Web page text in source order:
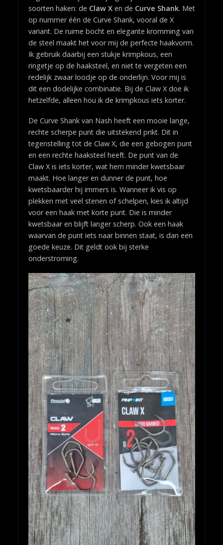
soorten haken: de Claw Xen de Curve Shank. Met
op nummer één de Curve Shank, vooral de X
variant. De ruime bocht en elegante kromming van
de steel maakt het voor mij de perfecte haakvorm.
Ik gebruik daarbij een stukje krimpkous, een
ringetje op de haaksteel, en niet te vergeten een
redelijk zwaar loodje op de onderlijn. Voor mij is
dit een dodelijke combinatie. Bij de Claw X doe ik
hetzelfde, alleen hou ik de krimpkous iets korter.
De Curve Shank van Nash heeft een mooie lange,
rechte scherpe punt die uitstekend prikt. Dit in
tegenstelling tot de Claw X, die een gebogen punt
en een rechte haaksteel heeft. De punt van de
Claw X is iets korter, wat hem minder kwetsbaar
maakt. Hoe langer en dunner de punt, hoe
kwetsbaarder hij immers is. Wanneer ik vis op
plekken met veel stenen of schelpen, kies ik altijd
voor een haak met korte punt. Die is minder
kwetsbaar en blijft langer scherp. Ook een haak
waarvan de punt iets naar binnen staat, is dan een
goede keuze. Dit geldt ook bij sterke
onderstroming.